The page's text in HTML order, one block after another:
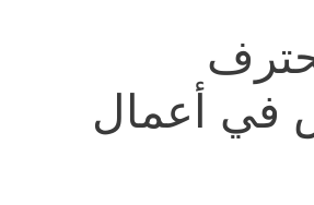
أعمال